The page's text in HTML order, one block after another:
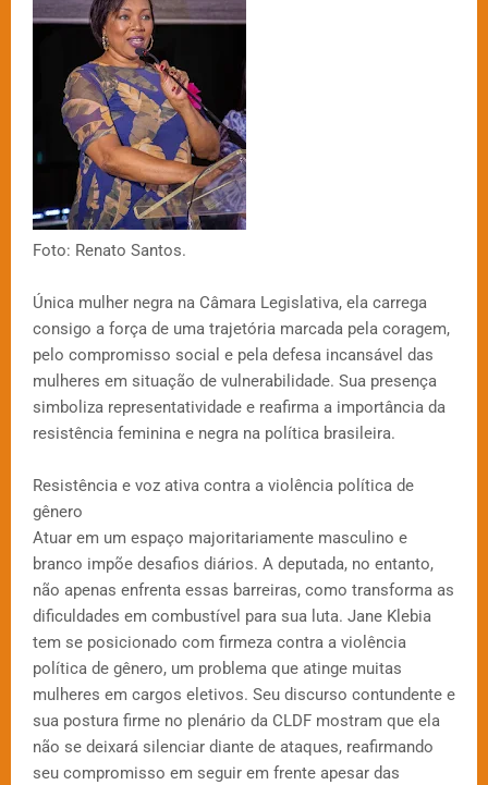
Foto: Renato Santos.
Única mulher negra na Câmara Legislativa, ela carrega
consigo a força de uma trajetória marcada pela coragem,
pelo compromisso social e pela defesa incansável das
mulheres em situação de vulnerabilidade. Sua presença
simboliza representatividade e reafirma a importância da
resistência feminina e negra na política brasileira.
Resistência e voz ativa contra a violência política de
gênero
Atuar em um espaço majoritariamente masculino e
branco impõe desafios diários. A deputada, no entanto,
não apenas enfrenta essas barreiras, como transforma as
dificuldades em combustível para sua luta. Jane Klebia
tem se posicionado com firmeza contra a violência
política de gênero, um problema que atinge muitas
mulheres em cargos eletivos. Seu discurso contundente e
sua postura firme no plenário da CLDF mostram que ela
não se deixará silenciar diante de ataques, reafirmando
seu compromisso em seguir em frente apesar das